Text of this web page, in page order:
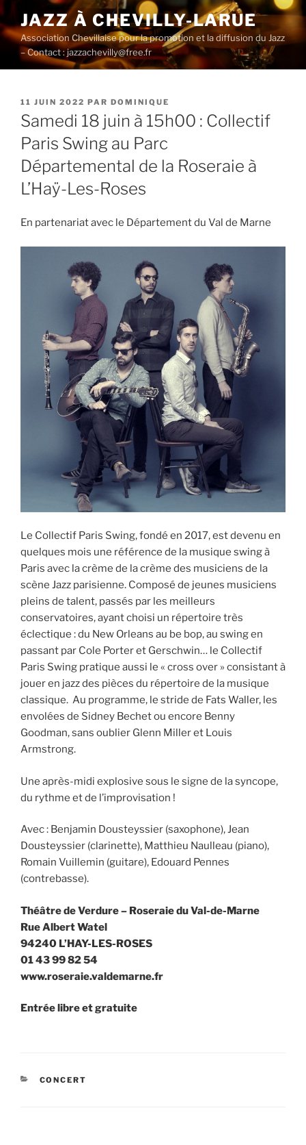
au
contenu
principal
JAZZ À CHEVILLY-LARUE
Association Chevillaise pour la promotion et la diffusion du Jazz
– Contact : jazzachevilly@free.fr
PUBLIÉ
LE
11 JUIN 2022 PAR DOMINIQUE
Samedi 18 juin à 15h00 : Collectif
Paris Swing au Parc
Départemental de la Roseraie à
L’Haÿ-Les-Roses
En partenariat avec le Département du Val de Marne
Le Collectif Paris Swing, fondé en 2017, est devenu en
quelques mois une référence de la musique swing à
Paris avec la crème de la crème des musiciens de la
scène Jazz parisienne. Composé de jeunes musiciens
pleins de talent, passés par les meilleurs
conservatoires, ayant choisi un répertoire très
éclectique : du New Orleans au be bop, au swing en
passant par Cole Porter et Gerschwin… le Collectif
Paris Swing pratique aussi le « cross over » consistant à
jouer en jazz des pièces du répertoire de la musique
classique. Au programme, le stride de Fats Waller, les
envolées de Sidney Bechet ou encore Benny
Goodman, sans oublier Glenn Miller et Louis
Armstrong.
Une après-midi explosive sous le signe de la syncope,
du rythme et de l’improvisation !
Avec : Benjamin Dousteyssier (saxophone), Jean
Dousteyssier (clarinette), Matthieu Naulleau (piano),
Romain Vuillemin (guitare), Edouard Pennes
(contrebasse).
Théâtre de Verdure – Roseraie du Val-de-Marne
Rue Albert Watel
94240 L’HAY-LES-ROSES
01 43 99 82 54
www.roseraie.valdemarne.fr
Entrée libre et gratuite
CATÉGORIES
CONCERT